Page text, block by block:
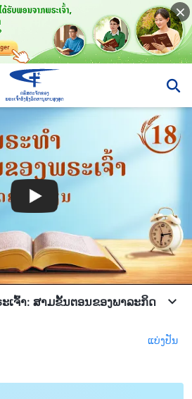
ເຈົ້າ: ສາມຂັ້ນຕອນຂອງພາລະກິດ
ແບ່ງປັນ